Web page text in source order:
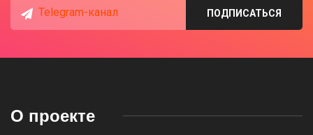
Telegram-канал ПОДПИСАТЬСЯ
О проекте